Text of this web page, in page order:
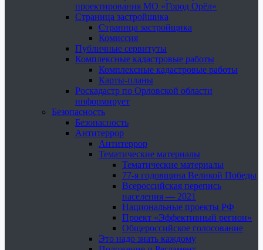
проектирования МО «Город Орёл»
Страница застройщика
Страница застройщика
Комиссия
Публичные сервитуты
Комплексные кадастровые работы
Комплексные кадастровые работы
Карты-планы
Роскадастр по Орловской области
информирует
Безопасность
Безопасность
Антитеррор
Антитеррор
Тематические материалы
Тематические материалы
77-я годовщина Великой Победы
Всероссийская перепись
населения — 2021
Национальные проекты РФ
Проект «Эффективный регион»
Общероссийское голосование
Это надо знать каждому